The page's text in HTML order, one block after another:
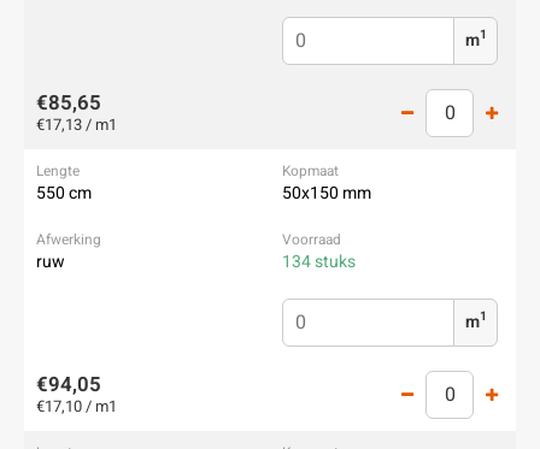
m1
€85,65
€17,13 / m1
550 cm 50x150 mm
ruw 134 stuks
m1
€94,05
€17,10 / m1